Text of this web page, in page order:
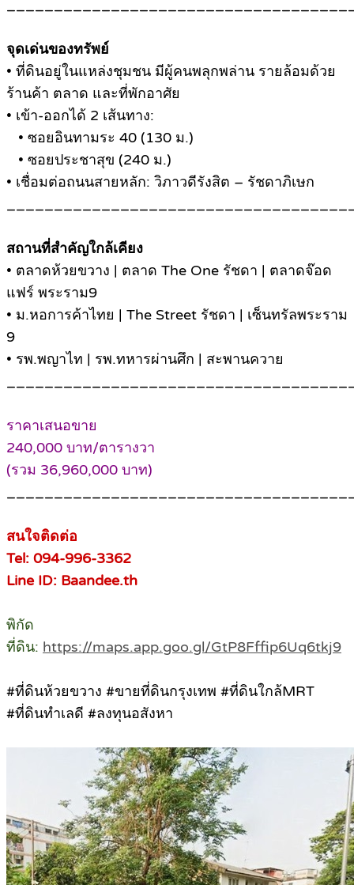
จุดเด่นของทรัพย์
• ที่ดินอยู่ในแหล่งชุมชน มีผู้คนพลุกพล่าน รายล้อมด้วย
ร้านค้า ตลาด และที่พักอาศัย
• เข้า-ออกได้ 2 เส้นทาง:
• ซอยอินทามระ 40 (130 ม.)
• ซอยประชาสุข (240 ม.)
• เชื่อมต่อถนนสายหลัก: วิภาวดีรังสิต – รัชดาภิเษก
สถานที่สำคัญใกล้เคียง
• ตลาดห้วยขวาง | ตลาด The One รัชดา | ตลาดจ๊อด
แฟร์ พระราม9
• ม.หอการค้าไทย | The Street รัชดา | เซ็นทรัลพระราม
9
• รพ.พญาไท | รพ.ทหารผ่านศึก | สะพานควาย
ราคาเสนอขาย
240,000 บาท/ตารางวา
(รวม 36,960,000 บาท)
สนใจติดต่อ
Tel: 094-996-3362
Line ID: Baandee.th
พิกัด
ที่ดิน: https://maps.app.goo.gl/GtP8Fffip6Uq6tkj9
#ที่ดินห้วยขวาง #ขายที่ดินกรุงเทพ #ที่ดินใกล้MRT
#ที่ดินทำเลดี #ลงทุนอสังหา